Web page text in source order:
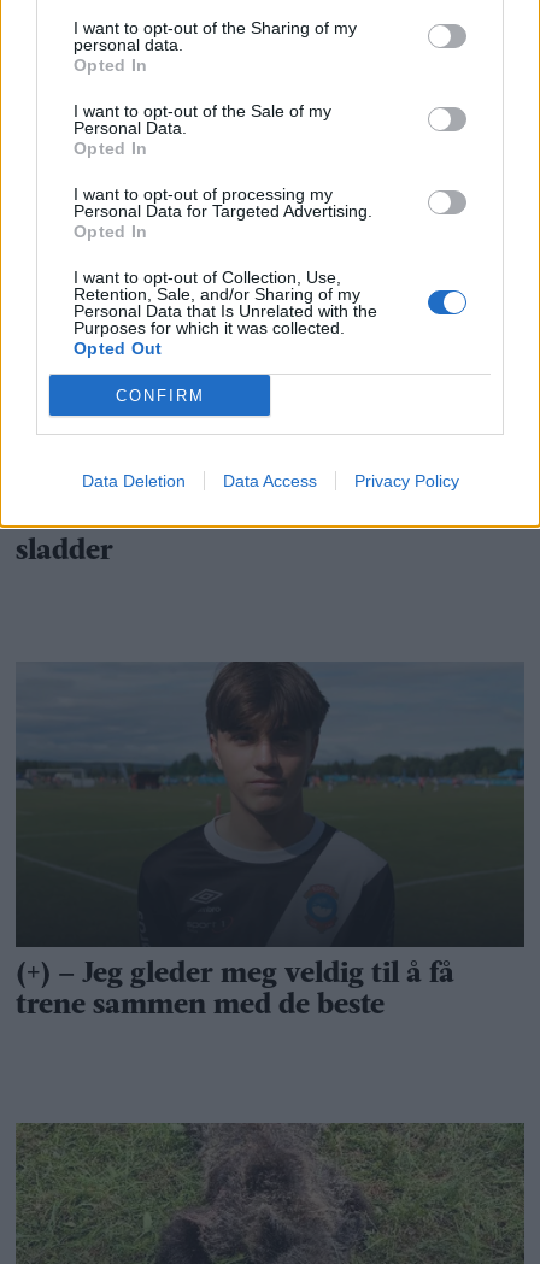
I want to opt-out of the Sharing of my
personal data.
Opted In
I want to opt-out of the Sale of my
Personal Data.
Opted In
I want to opt-out of processing my
Personal Data for Targeted Advertising.
Opted In
I want to opt-out of Collection, Use,
Retention, Sale, and/or Sharing of my
Personal Data that Is Unrelated with the
Purposes for which it was collected.
Opted Out
CONFIRM
Data Deletion Data Access Privacy Policy